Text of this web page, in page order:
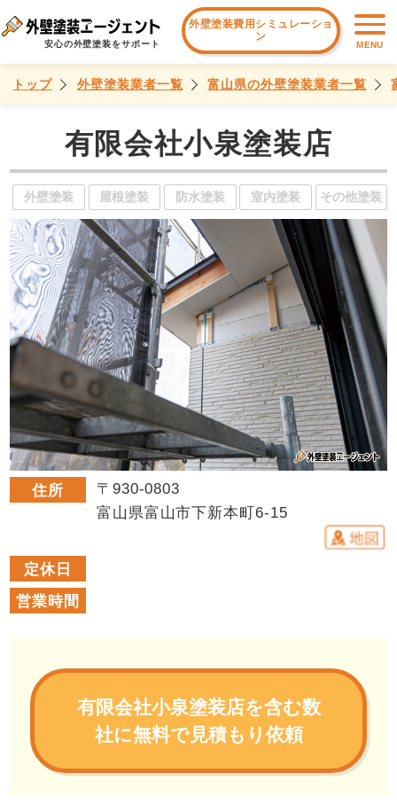
安心の外壁塗装をサポート
外壁塗装費用シミュレーショ
ン
MENU
トップ 外壁塗装業者一覧 富山県の外壁塗装業者一覧
有限会社小泉塗装店
外壁塗装 屋根塗装 防水塗装 室内塗装 その他塗装
住所
〒930-0803
富山県富山市下新本町6-15
定休日
営業時間
有限会社小泉塗装店を含む数
社に無料で見積もり依頼